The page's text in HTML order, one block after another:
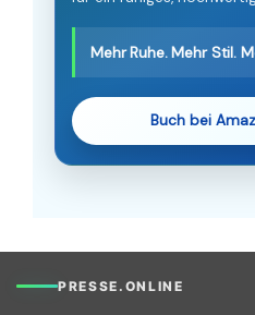
Mehr Ruhe. Mehr Stil.
Buch bei
PRESSE.ONLINE